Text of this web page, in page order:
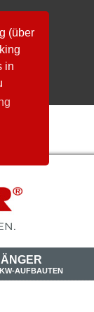
(über
in
AUFBAUTEN